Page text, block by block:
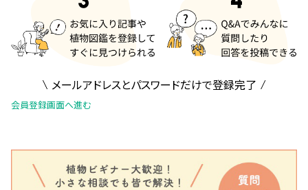
メールアドレスとパスワードだけで登録完了
会員登録画面へ進む